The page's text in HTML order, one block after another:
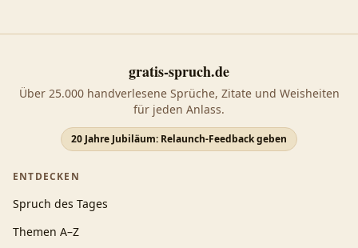
gratis-spruch.de
Über 25.000 handverlesene Sprüche, Zitate und Weisheiten
für jeden Anlass.
20 Jahre Jubiläum: Relaunch-Feedback geben
ENTDECKEN
Spruch des Tages
Themen A–Z